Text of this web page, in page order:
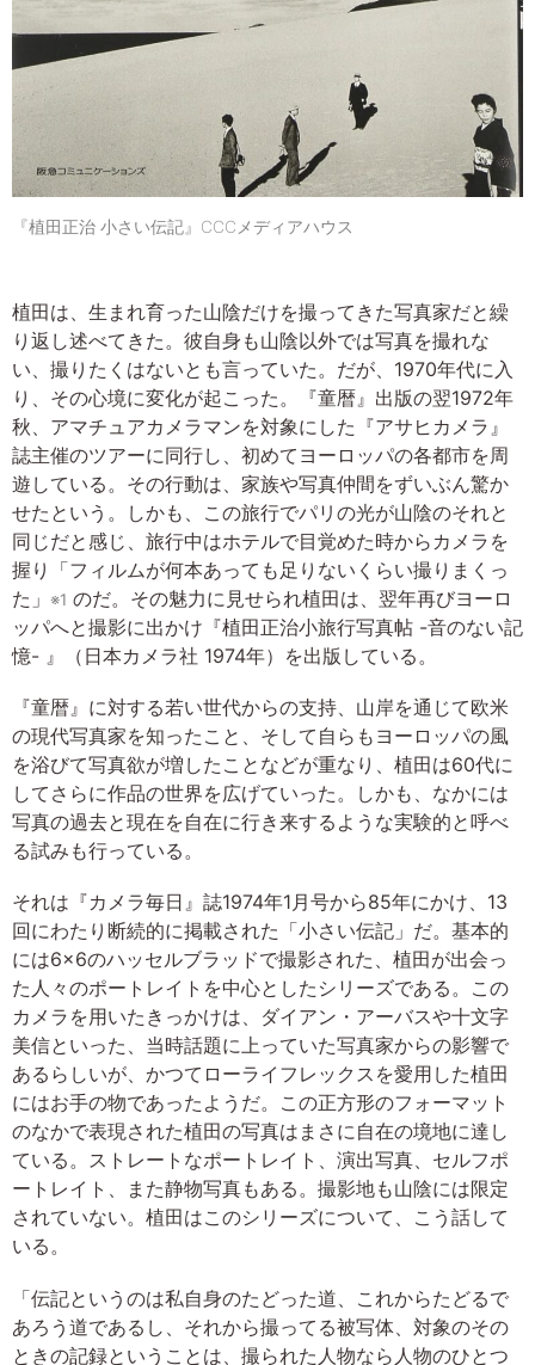
『植田正治 小さい伝記』CCCメディアハウス
植田は、生まれ育った山陰だけを撮ってきた写真家だと繰
り返し述べてきた。彼自身も山陰以外では写真を撮れな
い、撮りたくはないとも言っていた。だが、1970年代に入
り、その心境に変化が起こった。『童暦』出版の翌1972年
秋、アマチュアカメラマンを対象にした『アサヒカメラ』
誌主催のツアーに同行し、初めてヨーロッパの各都市を周
遊している。その行動は、家族や写真仲間をずいぶん驚か
せたという。しかも、この旅行でパリの光が山陰のそれと
同じだと感じ、旅行中はホテルで目覚めた時からカメラを
握り「フィルムが何本あっても足りないくらい撮りまくっ
た」 ※1 のだ。その魅力に見せられ植田は、翌年再びヨーロ
ッパへと撮影に出かけ『植田正治小旅行写真帖 -音のない記
憶- 』（日本カメラ社 1974年）を出版している。
『童暦』に対する若い世代からの支持、山岸を通じて欧米
の現代写真家を知ったこと、そして自らもヨーロッパの風
を浴びて写真欲が増したことなどが重なり、植田は60代に
してさらに作品の世界を広げていった。しかも、なかには
写真の過去と現在を自在に行き来するような実験的と呼べ
る試みも行っている。
それは『カメラ毎日』誌1974年1月号から85年にかけ、13
回にわたり断続的に掲載された「小さい伝記」だ。基本的
には6×6のハッセルブラッドで撮影された、植田が出会っ
た人々のポートレイトを中心としたシリーズである。この
カメラを用いたきっかけは、ダイアン・アーバスや十文字
美信といった、当時話題に上っていた写真家からの影響で
あるらしいが、かつてローライフレックスを愛用した植田
にはお手の物であったようだ。この正方形のフォーマット
のなかで表現された植田の写真はまさに自在の境地に達し
ている。ストレートなポートレイト、演出写真、セルフポ
ートレイト、また静物写真もある。撮影地も山陰には限定
されていない。植田はこのシリーズについて、こう話して
いる。
「伝記というのは私自身のたどった道、これからたどるで
あろう道であるし、それから撮ってる被写体、対象のその
ときの記録ということは、撮られた人物なら人物のひとつ